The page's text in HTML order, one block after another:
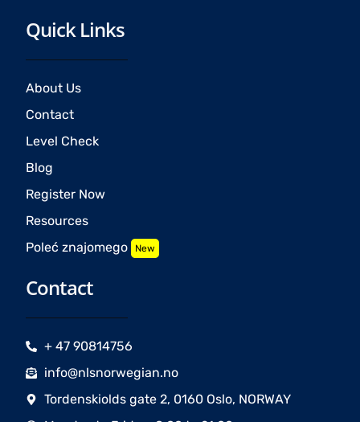
Quick Links
About Us
Contact
Level Check
Blog
Register Now
Resources
Poleć znajomego New
Contact
+ 47 90814756
info@nlsnorwegian.no
Tordenskiolds gate 2, 0160 Oslo, NORWAY